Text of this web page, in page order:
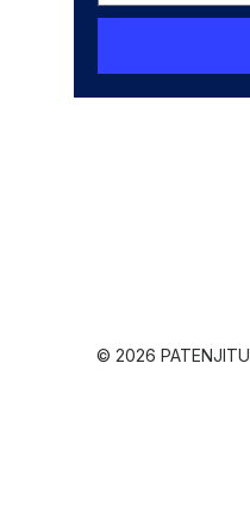
© 2026 PATENJITU